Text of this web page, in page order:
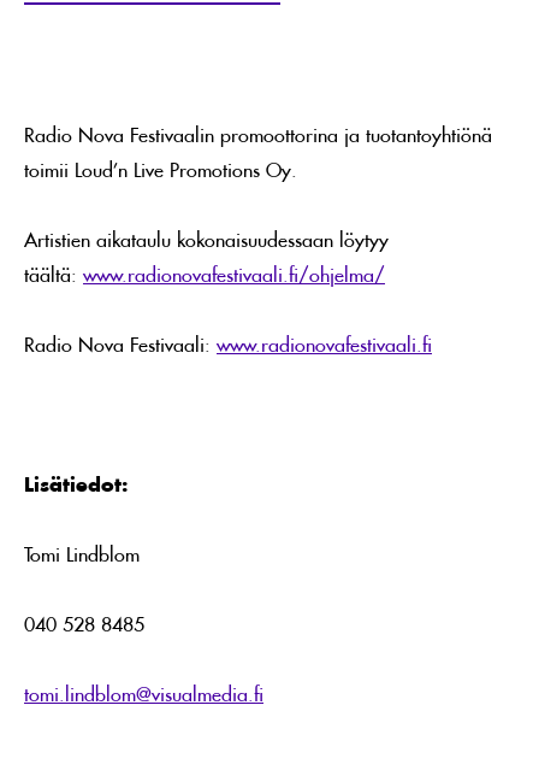
Radio Nova Festivaalin promoottorina ja tuotantoyhtiönä
toimii Loud’n Live Promotions Oy.
Artistien aikataulu kokonaisuudessaan löytyy
täältä: www.radionovafestivaali.fi/ohjelma/
Radio Nova Festivaali: www.radionovafestivaali.fi
Lisätiedot:
Tomi Lindblom
040 528 8485
tomi.lindblom@visualmedia.fi